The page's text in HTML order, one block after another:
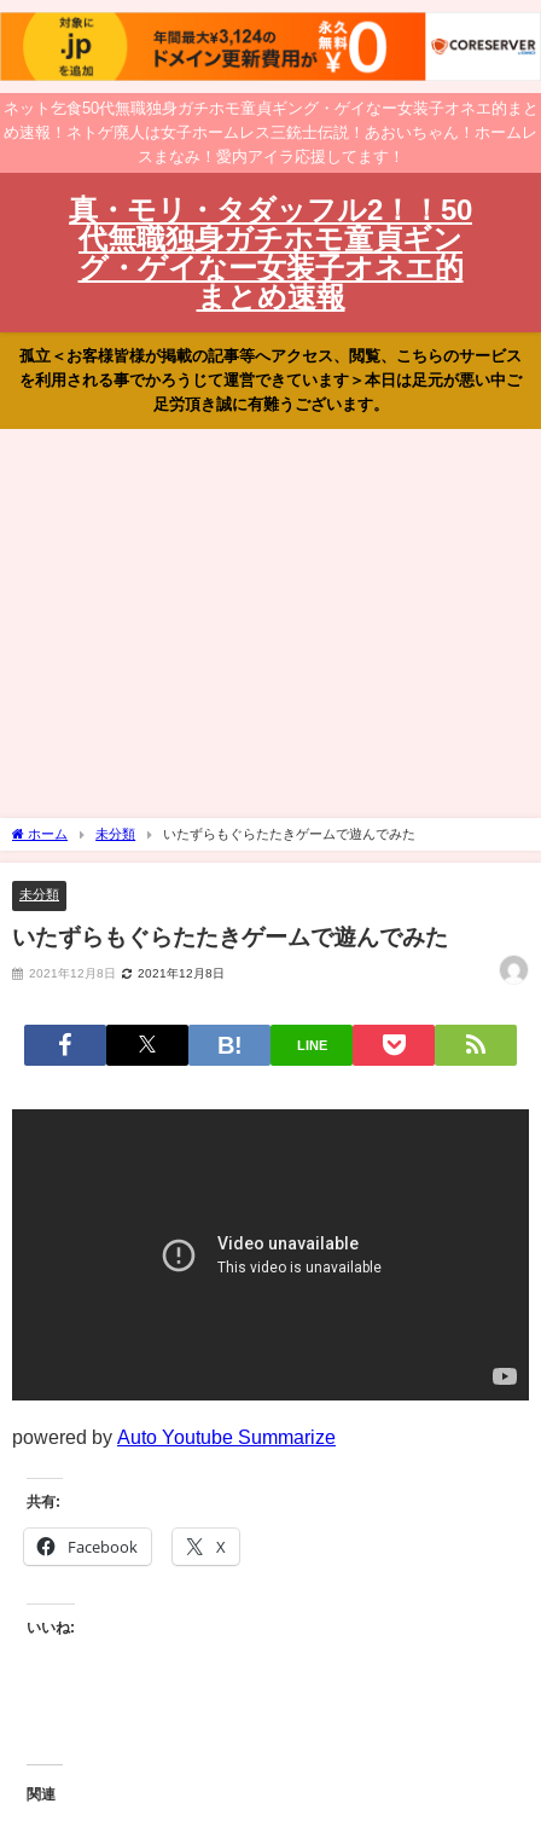
ネット乞食50代無職独身ガチホモ童貞ギング・ゲイなー女装子オネエ的まと
め速報！ネトゲ廃人は女子ホームレス三銃士伝説！あおいちゃん！ホームレ
スまなみ！愛内アイラ応援してます！
真・モリ・タダッフル2！！50
代無職独身ガチホモ童貞ギン
グ・ゲイなー女装子オネエ的
まとめ速報
孤立＜お客様皆様が掲載の記事等へアクセス、閲覧、こちらのサービス
を利用される事でかろうじて運営できています＞本日は足元が悪い中ご
足労頂き誠に有難うございます。
ホーム 未分類 いたずらもぐらたたきゲームで遊んでみた
未分類
いたずらもぐらたたきゲームで遊んでみた
2021年12月8日 2021年12月8日
LINE
powered by Auto Youtube Summarize
共有:
Facebook X
いいね:
関連